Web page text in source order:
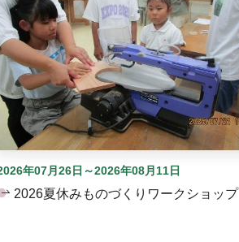
年07月26日～2026年08月11日
2026夏休みものづくりワークショップ